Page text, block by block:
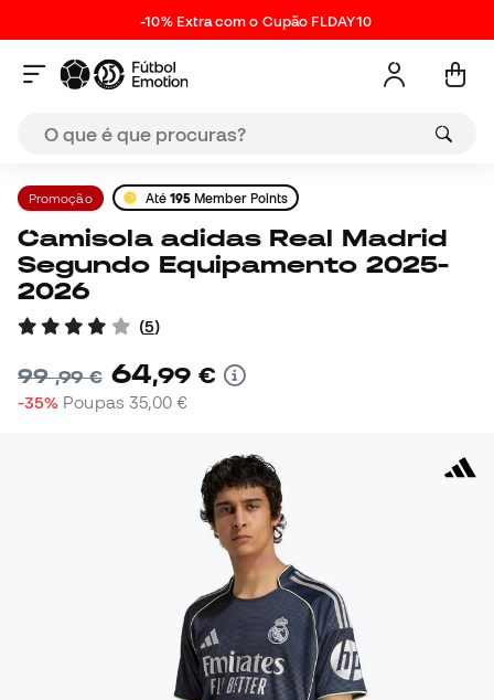
-10% Extra com o Cupão FLDAY10
Promoção Até 195 Member Points
Camisola adidas Real Madrid
Segundo Equipamento 2025-
2026
(5)
99,99 € 64,99 €
-35% Poupas 35,00 €